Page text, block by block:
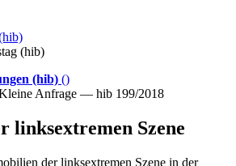
(hib)
(hib) ()
Anfrage — hib 199/2018
linksextremen Szene
der linksextremen Szene in der